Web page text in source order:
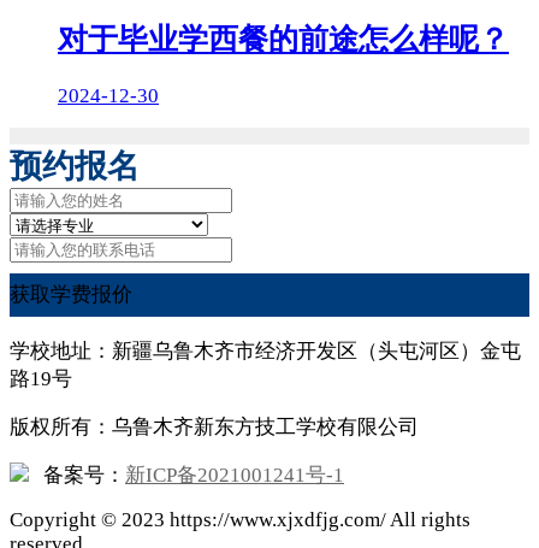
对于毕业学西餐的前途怎么样呢？
2024-12-30
预约报名
获取学费报价
学校地址：新疆乌鲁木齐市经济开发区（头屯河区）金屯
路19号
版权所有：乌鲁木齐新东方技工学校有限公司
备案号： 新ICP备2021001241号-1
Copyright © 2023 https://www.xjxdfjg.com/ All rights